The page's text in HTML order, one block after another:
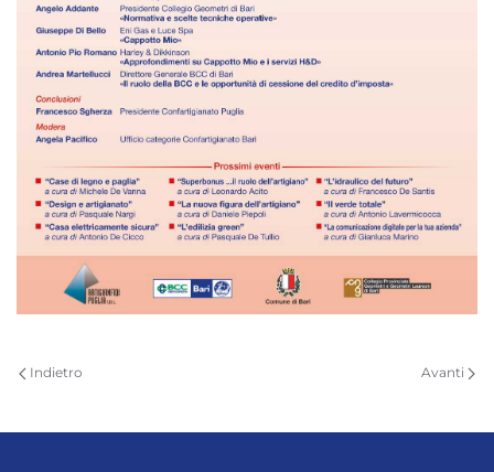
Indietro Avanti